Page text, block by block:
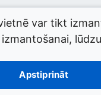
var tikt
Apstiprināt